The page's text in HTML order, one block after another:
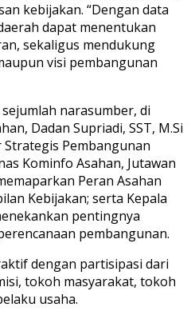
kebijakan. “Dengan data
dapat menentukan
sekaligus mendukung
visi pembangunan
narasumber, di
Dadan Supriadi, SST, M.Si
Pembangunan
Kominfo Asahan, Jutawan
Peran Asahan
Kebijakan; serta Kepala
pentingnya
pembangunan.
dengan partisipasi dari
tokoh masyarakat, tokoh
usaha.